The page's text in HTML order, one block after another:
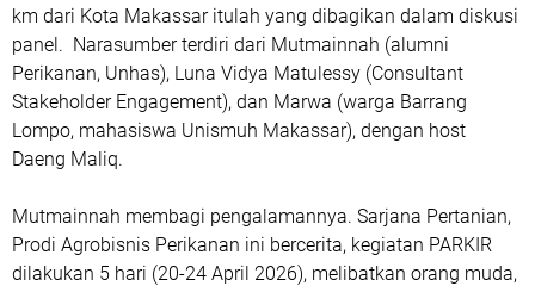
km dari Kota Makassar itulah yang dibagikan dalam diskusi
panel. Narasumber terdiri dari Mutmainnah (alumni
Perikanan, Unhas), Luna Vidya Matulessy (Consultant
Stakeholder Engagement), dan Marwa (warga Barrang
Lompo, mahasiswa Unismuh Makassar), dengan host
Daeng Maliq.
Mutmainnah membagi pengalamannya. Sarjana Pertanian,
Prodi Agrobisnis Perikanan ini bercerita, kegiatan PARKIR
dilakukan 5 hari (20-24 April 2026), melibatkan orang muda,